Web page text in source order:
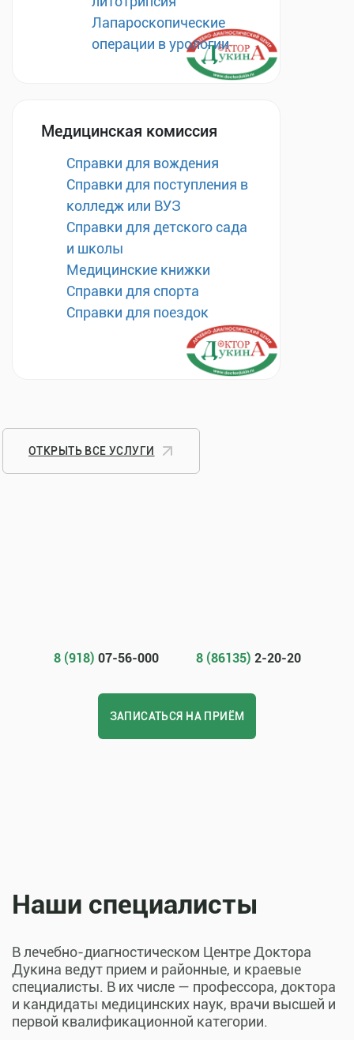
Лапароскопические
операции в урологии
Медицинская комиссия
Справки для вождения
Справки для поступления в
колледж или ВУЗ
Справки для детского сада
и школы
Медицинские книжки
Справки для спорта
Справки для поездок
ОТКРЫТЬ ВСЕ УСЛУГИ
8 (918) 07-56-000 8 (86135) 2-20-20
ЗАПИСАТЬСЯ НА ПРИЁМ
Наши специалисты
В лечебно-диагностическом Центре Доктора
Дукина ведут прием и районные, и краевые
специалисты. В их числе — профессора, доктора
и кандидаты медицинских наук, врачи высшей и
первой квалификационной категории.